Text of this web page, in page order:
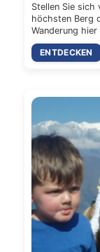
Stellen Sie sich
höchsten Berg
Wanderung
ENTDECKEN